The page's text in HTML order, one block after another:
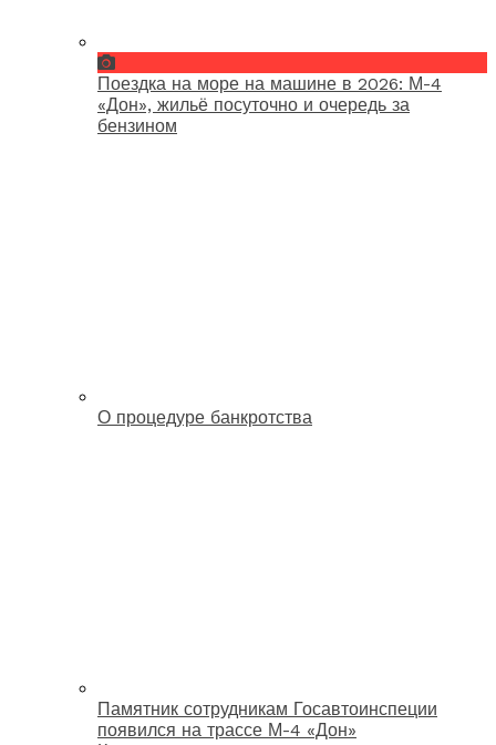
Поездка на море на машине в 2026: М-4
«Дон», жильё посуточно и очередь за
бензином
О процедуре банкротства
Памятник сотрудникам Госавтоинспеции
появился на трассе М-4 «Дон»